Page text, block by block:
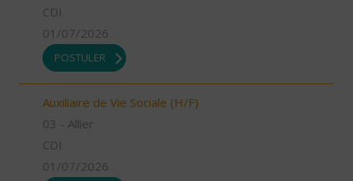
CDI
01/07/2026
POSTULER
Auxiliaire de Vie Sociale (H/F)
03 - Allier
CDI
01/07/2026